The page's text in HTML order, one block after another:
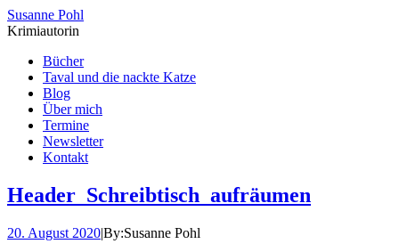
Susanne Pohl
Krimiautorin
Bücher
Taval und die nackte Katze
Blog
Über mich
Termine
Newsletter
Kontakt
Header_Schreibtisch_aufräumen
20. August 2020|By:Susanne Pohl